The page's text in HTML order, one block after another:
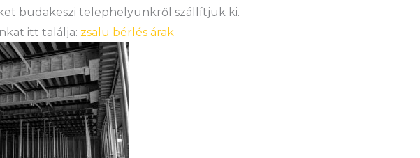
budakeszi telephelyünkről szállítjuk ki.
itt találja: zsalu bérlés árak